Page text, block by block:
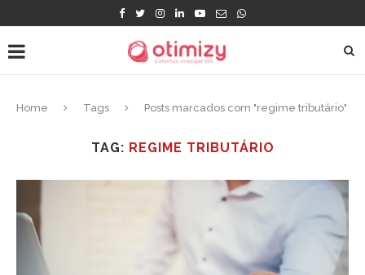
Home Tags Posts marcados com "regime tributário"
TAG: REGIME TRIBUTÁRIO